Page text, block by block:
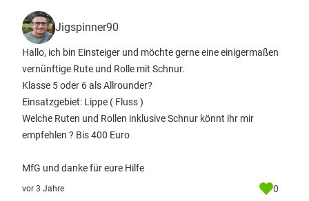
Jigspinner90
Hallo, ich bin Einsteiger und möchte gerne eine einigermaßen
vernünftige Rute und Rolle mit Schnur.
Klasse 5 oder 6 als Allrounder?
Einsatzgebiet: Lippe ( Fluss )
Welche Ruten und Rollen inklusive Schnur könnt ihr mir
empfehlen ? Bis 400 Euro
MfG und danke für eure Hilfe
vor 3 Jahre 0